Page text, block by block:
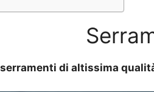
di altissima